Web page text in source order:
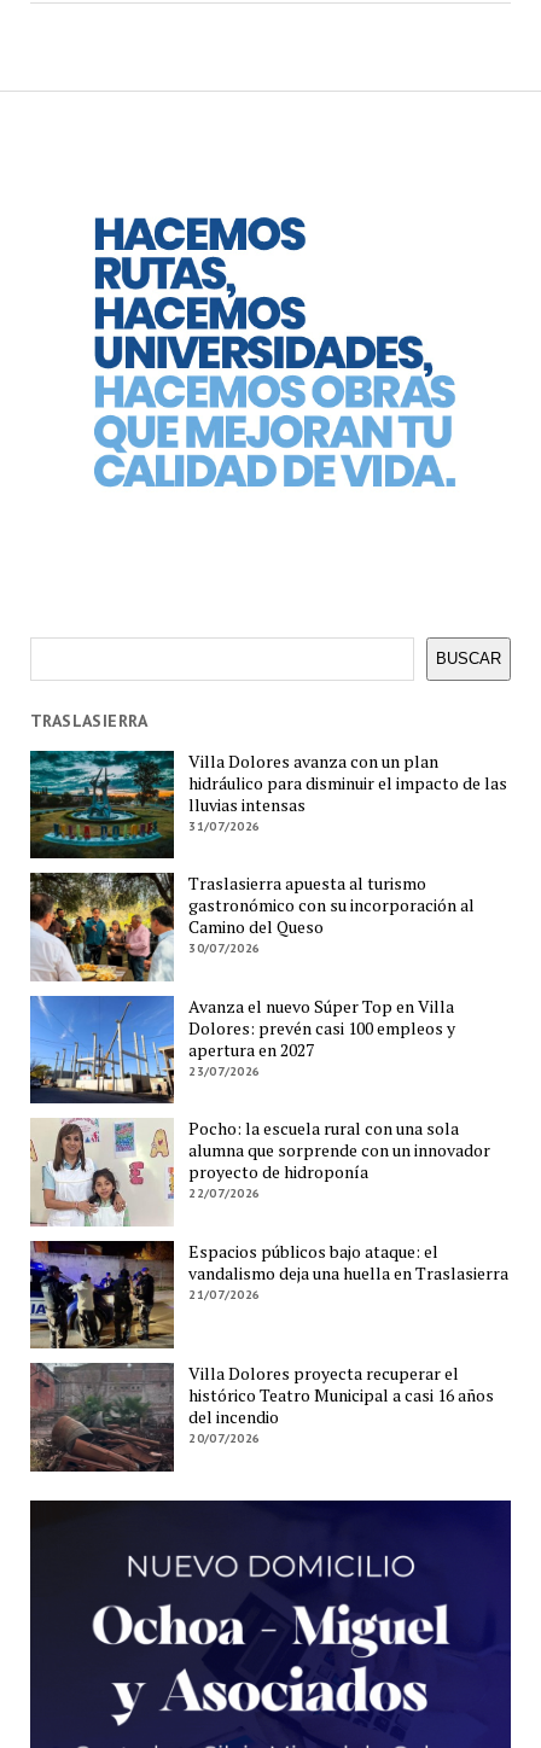
BUSCAR
TRASLASIERRA
Villa Dolores avanza con un plan
hidráulico para disminuir el impacto de las
lluvias intensas
31/07/2026
Traslasierra apuesta al turismo
gastronómico con su incorporación al
Camino del Queso
30/07/2026
Avanza el nuevo Súper Top en Villa
Dolores: prevén casi 100 empleos y
apertura en 2027
23/07/2026
Pocho: la escuela rural con una sola
alumna que sorprende con un innovador
proyecto de hidroponía
22/07/2026
Espacios públicos bajo ataque: el
vandalismo deja una huella en Traslasierra
21/07/2026
Villa Dolores proyecta recuperar el
histórico Teatro Municipal a casi 16 años
del incendio
20/07/2026